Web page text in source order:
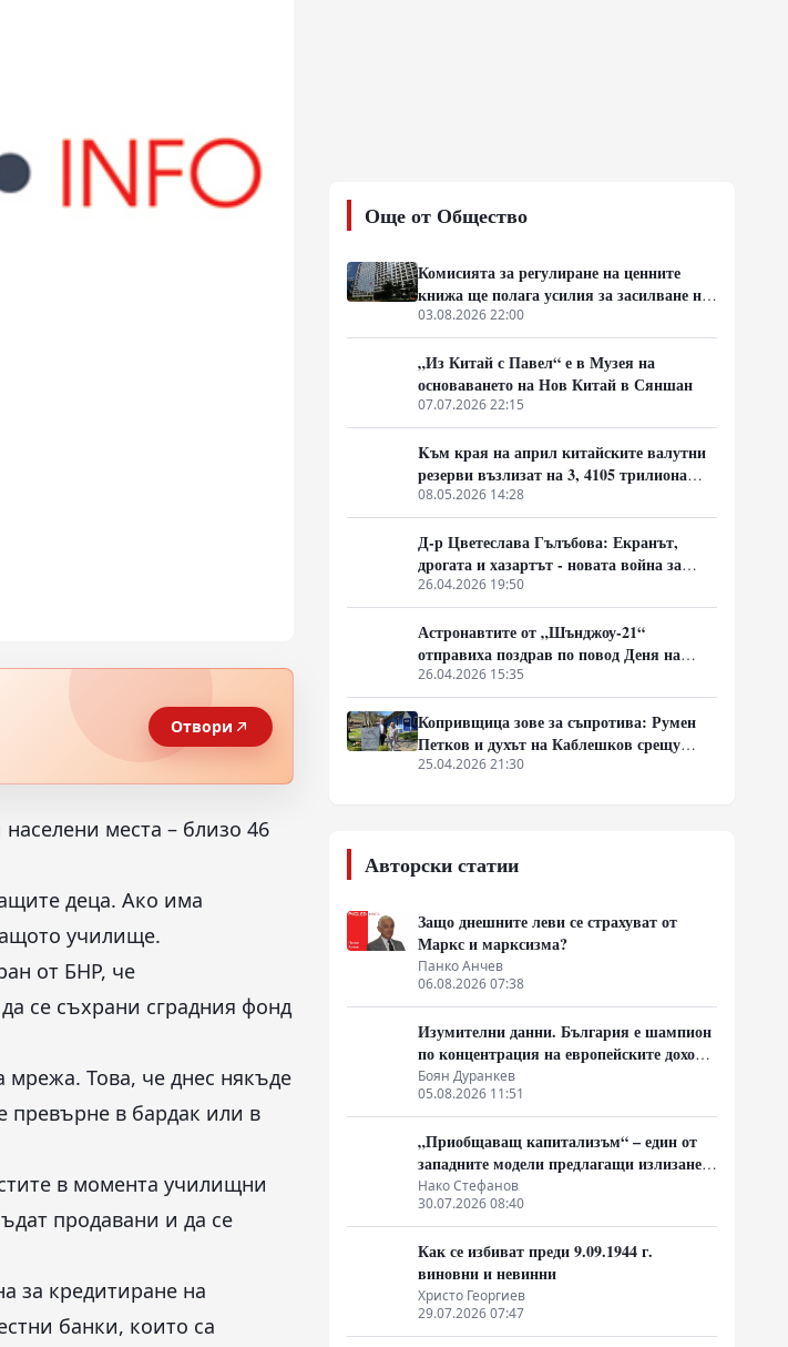
Отвори
места – близо 46
деца. Ако има
училище.
от БНР, че
се съхрани сградния фонд
мрежа. Това, че днес някъде
превърне в бардак или в
в момента училищни
продавани и да се
за кредитиране на
банки, които са
Още от Общество
Комисията за регулиране на ценните
книжа ще полага усилия за засилване на
международното влияние на китайските
индекси и активи
03.08.2026 22:00
„Из Китай с Павел“ е в Музея на
основаването на Нов Китай в Сяншан
07.07.2026 22:15
Kъм края на април китайските валутни
резерви възлизат на 3, 4105 трилиона
щатски долара
08.05.2026 14:28
Д-р Цветеслава Гълъбова: Екранът,
дрогата и хазартът - новата война за
мозъка на децата
26.04.2026 19:50
Астронавтите от „Шънджоу-21“
отправиха поздрав по повод Деня на
Космоса
26.04.2026 15:35
Копривщица зове за съпротива: Румен
Петков и духът на Каблешков срещу
модерното еничарство
25.04.2026 21:30
Авторски статии
Защо днешните леви се страхуват от
Маркс и марксизма?
Панко Анчев
06.08.2026 07:38
Изумителни данни. България е шампион
по концентрация на европейските доходи
в ръцете на най-богатия 1%, надминава
и САЩ
Боян Дуранкев
05.08.2026 11:51
„Приобщаващ капитализъм“ – един от
западните модели предлагащи излизане
от системата на неолиберализма
Нако Стефанов
30.07.2026 08:40
Как се избиват преди 9.09.1944 г.
виновни и невинни
Христо Георгиев
29.07.2026 07:47